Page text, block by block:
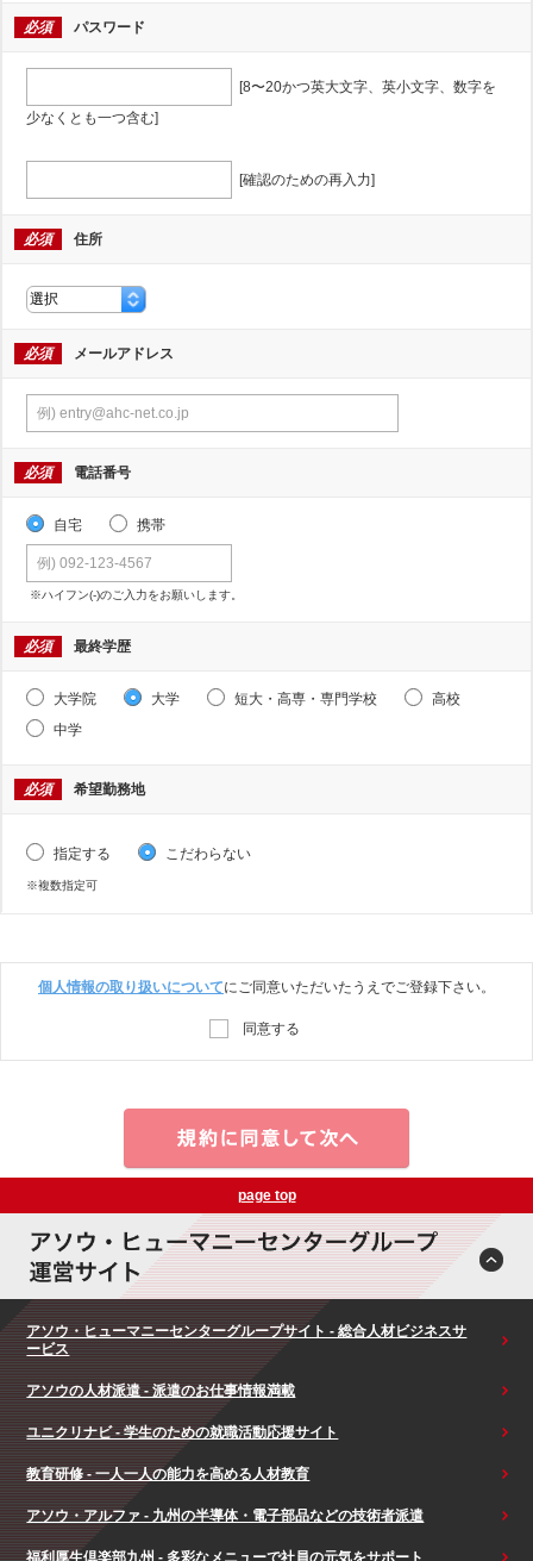
必須 パスワード
[8〜20かつ英大文字、英小文字、数字を
少なくとも一つ含む]
[確認のための再入力]
必須 住所
必須 メールアドレス
必須 電話番号
自宅 携帯
※ハイフン(-)のご入力をお願いします。
必須 最終学歴
大学院 大学 短大・高専・専門学校
高校
中学
必須 希望勤務地
指定する こだわらない
※複数指定可
個人情報の取り扱いについてにご同意いただいたうえでご登録下さい。
同意する
page top
アソウ・ヒューマニーセンターグループサイト - 総合人材ビジネスサ
ービス
アソウの人材派遣 - 派遣のお仕事情報満載
ユニクリナビ - 学生のための就職活動応援サイト
教育研修 - 一人一人の能力を高める人材教育
アソウ・アルファ - 九州の半導体・電子部品などの技術者派遣
福利厚生倶楽部九州 - 多彩なメニューで社員の元気をサポート